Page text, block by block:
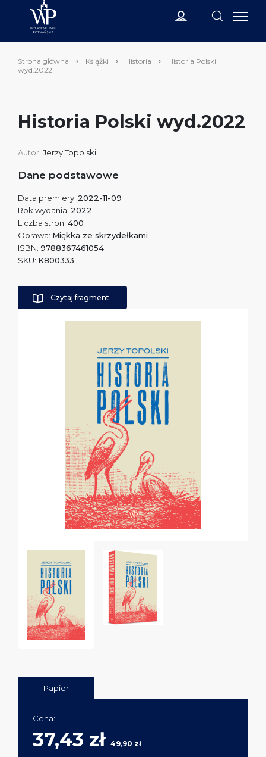
Strona główna Książki Historia
Historia Polski
wyd.2022
Historia Polski wyd.2022
Autor: Jerzy Topolski
Dane podstawowe
Data premiery: 2022-11-09
Rok wydania: 2022
Liczba stron: 400
Oprawa: Miękka ze skrzydełkami
ISBN: 9788367461054
SKU: K800333
Czytaj fragment
Papier
Cena:
37,43 zł 49,90 zł